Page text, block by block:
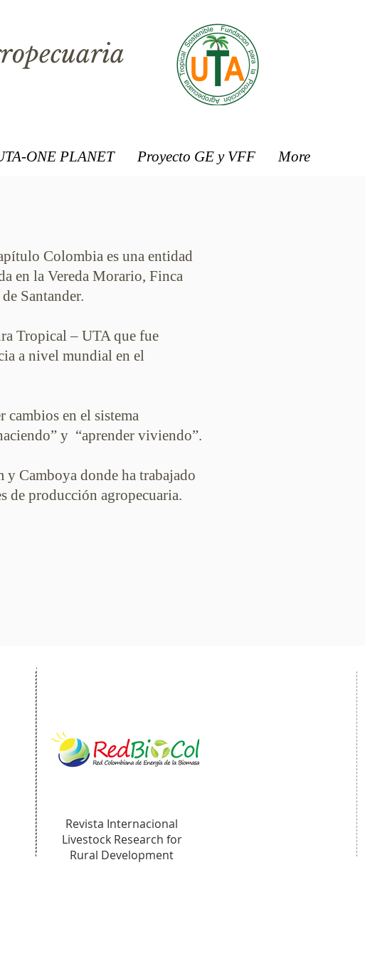
ONE PLANET Proyecto GE y VFF More
Colombia es una entidad
en la Vereda Morario, Finca
Santander.
Tropical – UTA que fue
a nivel mundial en el
en el sistema
y “aprender viviendo”.
y Camboya donde ha trabajado
de producción agropecuaria.
Revista Internacional
Livestock Research for
Rural Development